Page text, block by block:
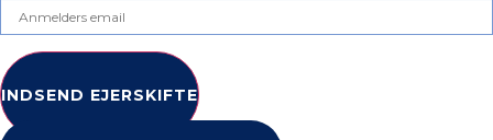
INDSEND EJERSKIFTE